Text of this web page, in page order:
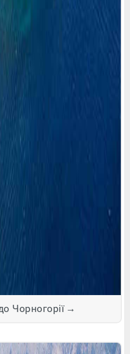
Чорногорії